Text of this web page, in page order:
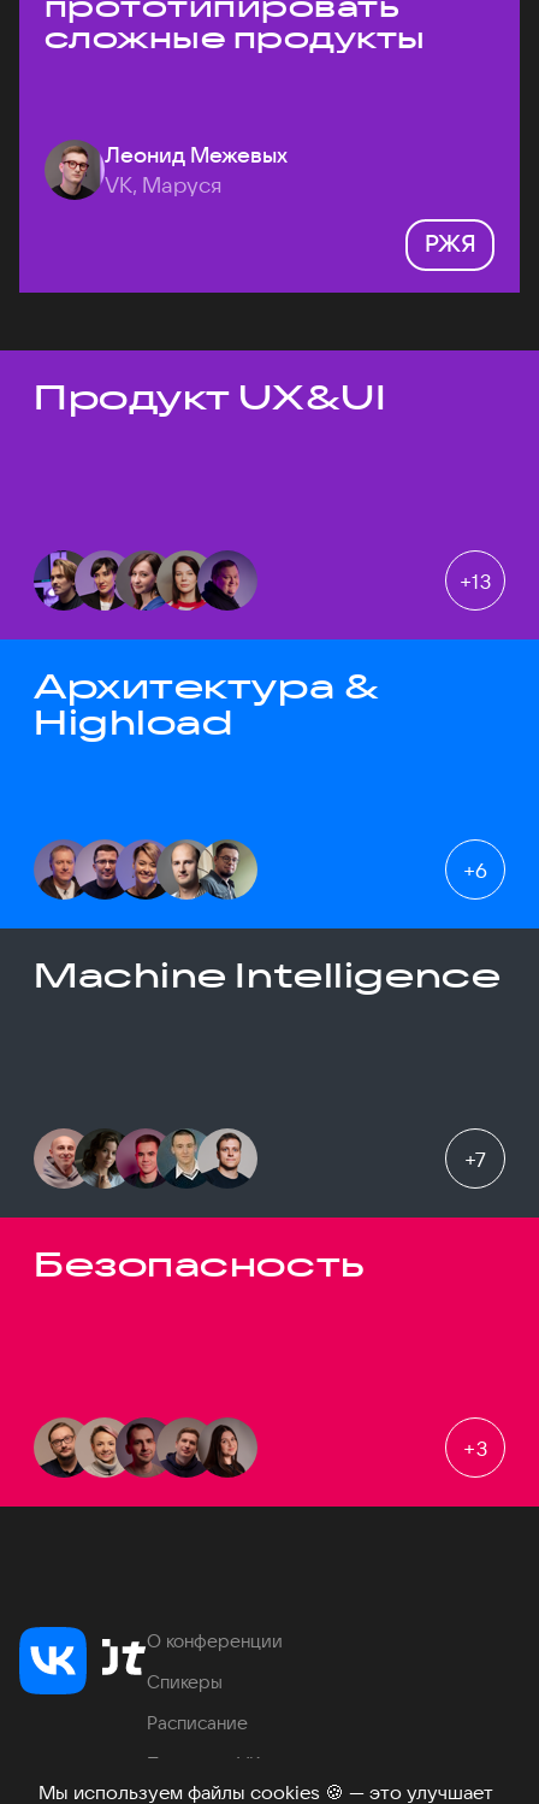
Мы используем файлы cookies 🍪 — это улучшает
сложные продукты
Леонид Межевых
VK, Маруся
РЖЯ
Темы докладов
Продукт UX&UI
+13
Архитектура &
Highload
+6
Machine Intelligence
+7
Безопасность
+3
О конференции
Спикеры
Расписание
Продукты VK